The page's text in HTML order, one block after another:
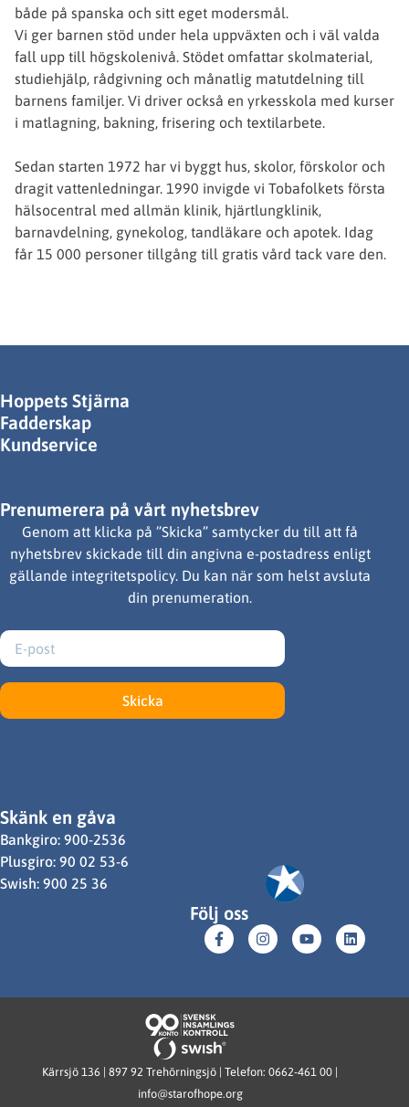
både på spanska och sitt eget modersmål.
Vi ger barnen stöd under hela uppväxten och i väl valda
fall upp till högskolenivå. Stödet omfattar skolmaterial,
studiehjälp, rådgivning och månatlig matutdelning till
barnens familjer. Vi driver också en yrkesskola med kurser
i matlagning, bakning, frisering och textilarbete.
Sedan starten 1972 har vi byggt hus, skolor, förskolor och
dragit vattenledningar. 1990 invigde vi Tobafolkets första
hälsocentral med allmän klinik, hjärtlungklinik,
barnavdelning, gynekolog, tandläkare och apotek. Idag
får 15 000 personer tillgång till gratis vård tack vare den.
Hoppets Stjärna
Fadderskap
Kundservice
Prenumerera på vårt nyhetsbrev
Genom att klicka på ”Skicka” samtycker du till att få
nyhetsbrev skickade till din angivna e-postadress enligt
gällande integritetspolicy. Du kan när som helst avsluta
din prenumeration.
Skicka
Skänk en gåva
Bankgiro: 900-2536
Plusgiro: 90 02 53-6
Swish: 900 25 36
Följ oss
Kärrsjö 136 | 897 92 Trehörningsjö | Telefon: 0662-461 00 |
info@starofhope.org